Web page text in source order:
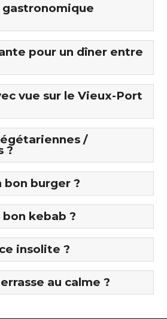
gastronomique
pour un dîner entre
vue sur le Vieux-Port
/
?
bon burger ?
kebab ?
insolite ?
au calme ?